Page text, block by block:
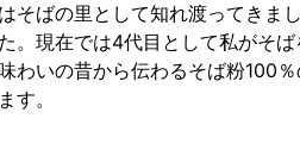
そばの里として知れ渡ってきま
。現在では4代目として私がそ
わいの昔から伝わるそば粉100
す。